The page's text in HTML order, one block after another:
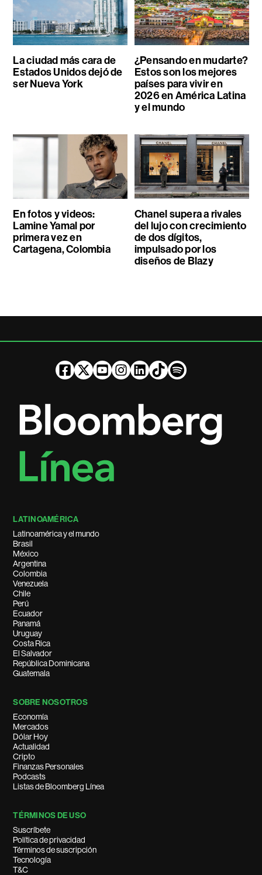
La ciudad más cara de
Estados Unidos dejó de
ser Nueva York
¿Pensando en mudarte?
Estos son los mejores
países para vivir en
2026 en América Latina
y el mundo
En fotos y videos:
Lamine Yamal por
primera vez en
Cartagena, Colombia
Chanel supera a rivales
del lujo con crecimiento
de dos dígitos,
impulsado por los
diseños de Blazy
LATINOAMÉRICA
Latinoamérica y el mundo
Brasil
México
Argentina
Colombia
Venezuela
Chile
Perú
Ecuador
Panamá
Uruguay
Costa Rica
El Salvador
República Dominicana
Guatemala
SOBRE NOSOTROS
Economía
Mercados
Dólar Hoy
Actualidad
Cripto
Finanzas Personales
Podcasts
Listas de Bloomberg Línea
TÉRMINOS DE USO
Suscríbete
Política de privacidad
Términos de suscripción
Tecnología
T&C